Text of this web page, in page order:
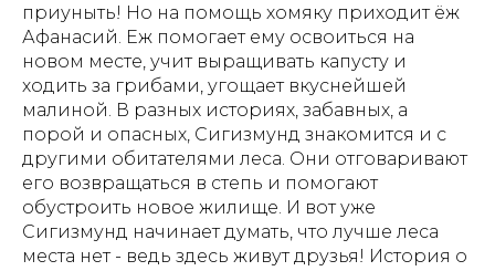
приуныть! Но на помощь хомяку приходит ёж
Афанасий. Еж помогает ему освоиться на
новом месте, учит выращивать капусту и
ходить за грибами, угощает вкуснейшей
малиной. В разных историях, забавных, а
порой и опасных, Сигизмунд знакомится и с
другими обитателями леса. Они отговаривают
его возвращаться в степь и помогают
обустроить новое жилище. И вот уже
Сигизмунд начинает думать, что лучше леса
места нет - ведь здесь живут друзья! История о